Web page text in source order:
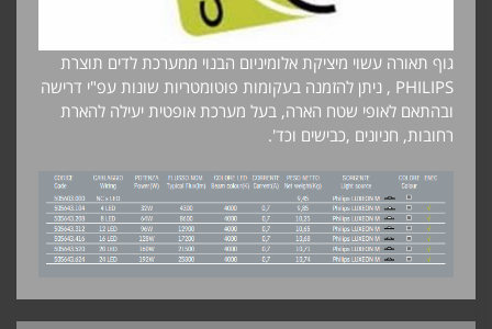
גוף תאורה עשוי מיציקת אלומיניום הבנוי ממערכת לדים תוצרת
PHILIPS , ניתן להזמנה בעקומות פוטומטריות שונות עפ"י דרישה
ובהתאם לאופי שטח הארה, בעל מערכת אופטית יעילה להארת
רחובות, חניונים ,כבישים וכד'.